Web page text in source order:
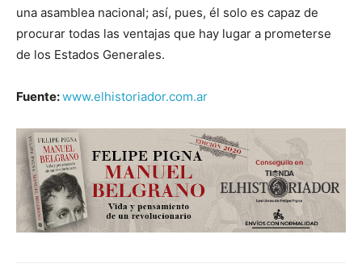
una asamblea nacional; así, pues, él solo es capaz de
procurar todas las ventajas que hay lugar a prometerse
de los Estados Generales.
Fuente:www.elhistoriador.com.ar